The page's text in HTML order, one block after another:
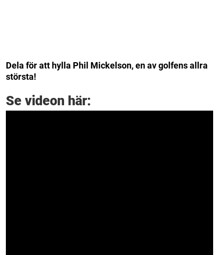
Dela för att hylla Phil Mickelson, en av golfens allra
största!
Se videon här: